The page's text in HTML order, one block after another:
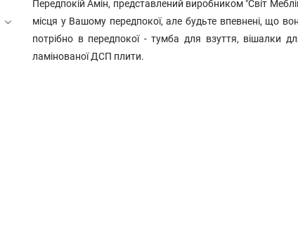
Передпокій Амін, представлений виробником "Світ
місця у Вашому передпокої, але будьте впевнені, що
потрібно в передпокої - тумба для взуття, вішалки
ламінованої ДСП плити.